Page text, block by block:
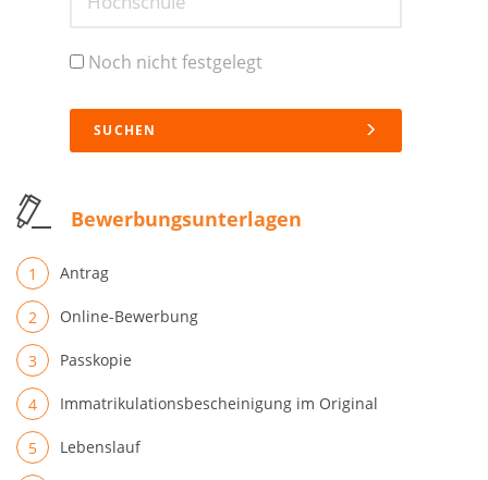
Noch nicht festgelegt
SUCHEN
Bewerbungsunterlagen
Antrag
Online-Bewerbung
Passkopie
Immatrikulationsbescheinigung im Original
Lebenslauf